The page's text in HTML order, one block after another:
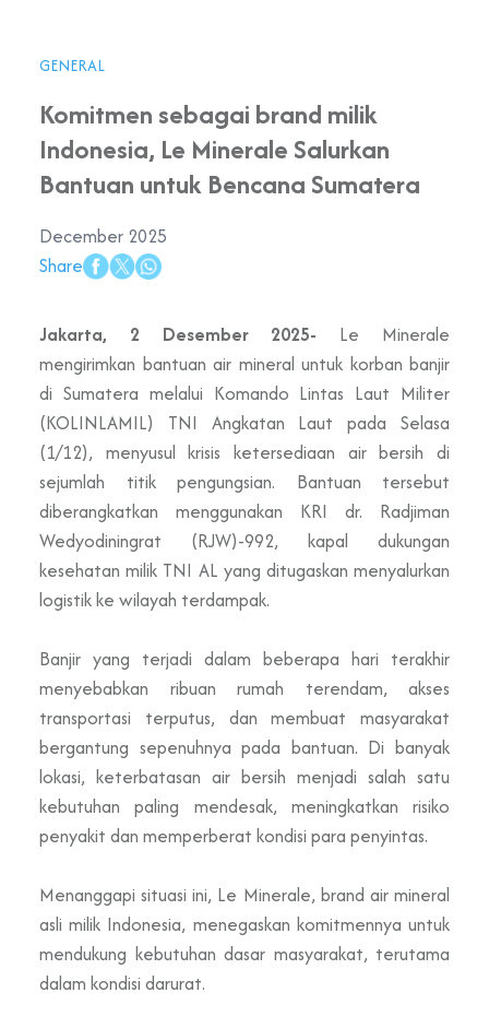
GENERAL
Komitmen sebagai brand milik
Indonesia, Le Minerale Salurkan
Bantuan untuk Bencana Sumatera
December 2025
Share
Jakarta, 2 Desember 2025- Le Minerale
mengirimkan bantuan air mineral untuk korban banjir
di Sumatera melalui Komando Lintas Laut Militer
(KOLINLAMIL) TNI Angkatan Laut pada Selasa
(1/12), menyusul krisis ketersediaan air bersih di
sejumlah titik pengungsian. Bantuan tersebut
diberangkatkan menggunakan KRI dr. Radjiman
Wedyodiningrat (RJW)-992, kapal dukungan
kesehatan milik TNI AL yang ditugaskan menyalurkan
logistik ke wilayah terdampak.
Banjir yang terjadi dalam beberapa hari terakhir
menyebabkan ribuan rumah terendam, akses
transportasi terputus, dan membuat masyarakat
bergantung sepenuhnya pada bantuan. Di banyak
lokasi, keterbatasan air bersih menjadi salah satu
kebutuhan paling mendesak, meningkatkan risiko
penyakit dan memperberat kondisi para penyintas.
Menanggapi situasi ini, Le Minerale, brand air mineral
asli milik Indonesia, menegaskan komitmennya untuk
mendukung kebutuhan dasar masyarakat, terutama
dalam kondisi darurat.